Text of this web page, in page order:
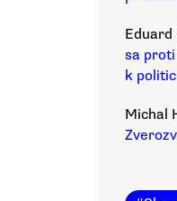
sa proti
k
Michal